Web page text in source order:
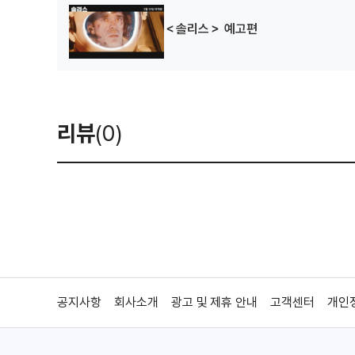
＜솔리스＞ 예고편
리뷰(0)
공지사항 회사소개 광고 및 제휴 안내 고객센터 개인